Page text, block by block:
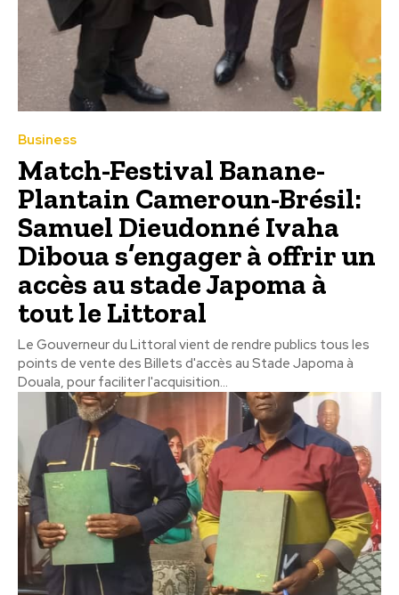
Business
Match-Festival Banane-
Plantain Cameroun-Brésil:
Samuel Dieudonné Ivaha
Diboua s’engager à offrir un
accès au stade Japoma à
tout le Littoral
Le Gouverneur du Littoral vient de rendre publics tous les
points de vente des Billets d'accès au Stade Japoma à
Douala, pour faciliter l'acquisition...